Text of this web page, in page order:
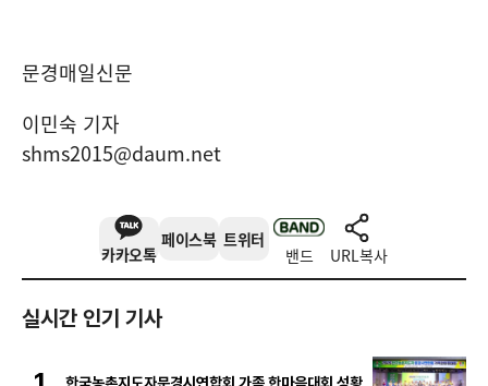
문경매일신문
이민숙 기자
shms2015@daum.net
카카오톡
페이스북 트위터
밴드 URL복사
실시간 인기 기사
한국농촌지도자문경시연합회 가족 한마음대회 성황